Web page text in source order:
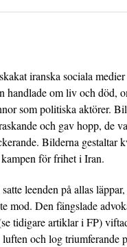
iranska sociala
handlade om liv och död,
som politiska aktörer.
och gav hopp, de
Bilderna gestaltar
för frihet i Iran.
leenden på allas
mod. Den fängslade
tidigare artiklar i FP)
luften och log triumferande